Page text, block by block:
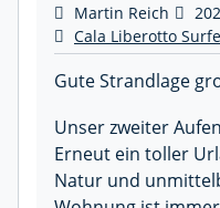
Martin Reich
Cala Liberotto
Gute Strandlage
Unser zweiter
Erneut ein toller
Natur und